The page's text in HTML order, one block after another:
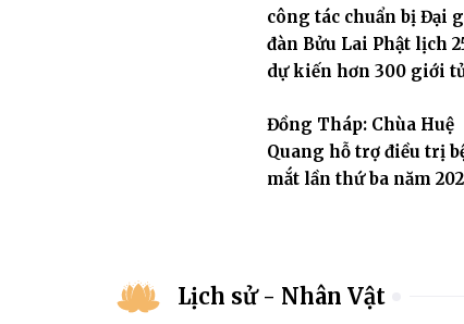
công tác chuẩn bị Đại
đàn Bửu Lai Phật lịch
dự kiến hơn 300 giới
Đồng Tháp: Chùa Huệ
Quang hỗ trợ điều trị
mắt lần thứ ba năm
Lịch sử - Nhân Vật